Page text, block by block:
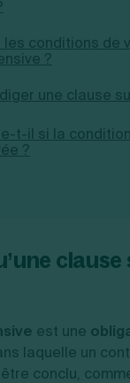
accompagné
Compta
d’entreprise
pro
conditions de
?
une clause
t-il si la
?
est une
laquelle un
conclu,